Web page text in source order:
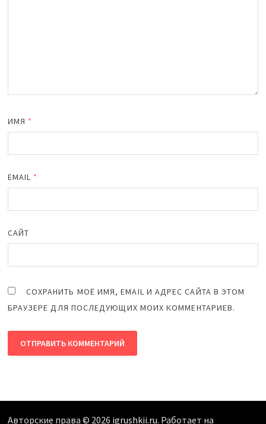
ИМЯ *
EMAIL *
САЙТ
СОХРАНИТЬ МОЁ ИМЯ, EMAIL И АДРЕС САЙТА В ЭТОМ
БРАУЗЕРЕ ДЛЯ ПОСЛЕДУЮЩИХ МОИХ КОММЕНТАРИЕВ.
Авторские права © 2026 igrushkii.ru. Работает на